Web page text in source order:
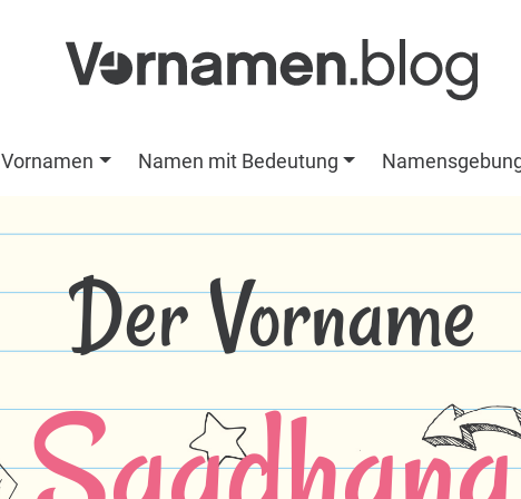
Vornamen Namen mit Bedeutung
Der Vorname